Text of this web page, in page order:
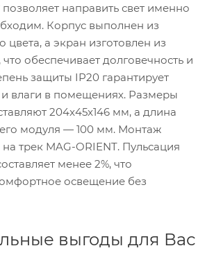
позволяет направить свет именно
Корпус выполнен из
цвета, а экран изготовлен из
обеспечивает долговечность и
защиты IP20 гарантирует
влаги в помещениях. Размеры
204x45x146 мм, а длина
модуля — 100 мм. Монтаж
трек MAG-ORIENT. Пульсация
менее 2%, что
освещение без
выгоды для Вас